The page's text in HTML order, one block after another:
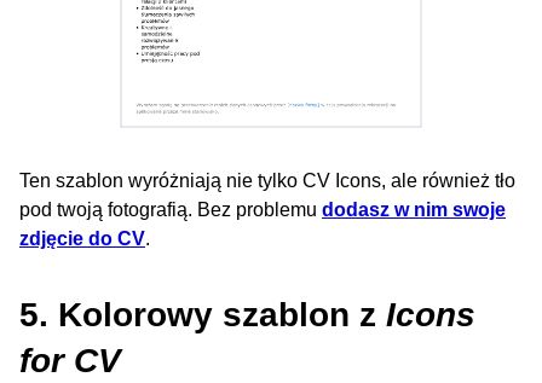
Ten szablon wyróżniają nie tylko CV Icons, ale również tło
pod twoją fotografią. Bez problemu dodasz w nim swoje
zdjęcie do CV.
5. Kolorowy szablon z Icons
for CV